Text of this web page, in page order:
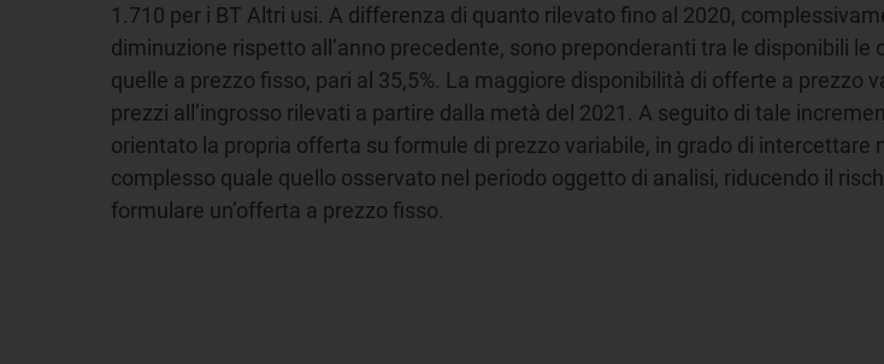
1.710 per i BT Altri usi. A differenza di quanto rilevato fino al 2020,
diminuzione rispetto all’anno precedente, sono preponderanti tra le disponibili
quelle a prezzo fisso, pari al 35,5%. La maggiore disponibilità di offerte a
prezzi all’ingrosso rilevati a partire dalla metà del 2021. A seguito di tale
orientato la propria offerta su formule di prezzo variabile, in grado di
complesso quale quello osservato nel periodo oggetto di analisi, riducendo il
formulare un’offerta a prezzo fisso.